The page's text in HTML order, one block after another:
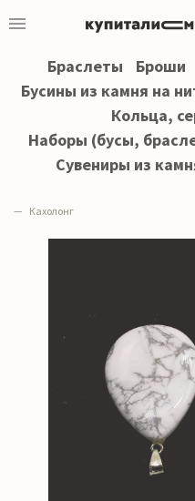
Браслеты Броши
Бусины из камня на
Кольца,
Наборы (бусы,
Сувениры из
Кахолонг